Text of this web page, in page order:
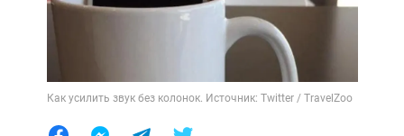
Как усилить звук без колонок. Источник: Twitter / TravelZoo